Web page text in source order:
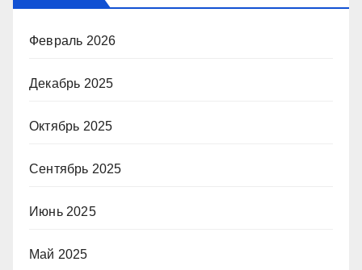
Февраль 2026
Декабрь 2025
Октябрь 2025
Сентябрь 2025
Июнь 2025
Май 2025